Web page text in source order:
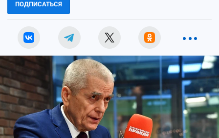
ПОДПИСАТЬСЯ